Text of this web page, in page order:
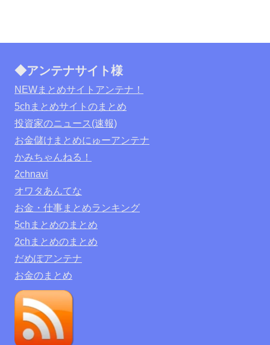
◆アンテナサイト様
NEWまとめサイトアンテナ！
5chまとめサイトのまとめ
投資家のニュース(速報)
お金儲けまとめにゅーアンテナ
かみちゃんねる！
2chnavi
オワタあんてな
お金・仕事まとめランキング
5chまとめのまとめ
2chまとめのまとめ
だめぽアンテナ
お金のまとめ